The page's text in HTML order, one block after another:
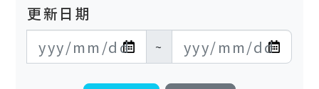
更新日期
更新日期開始
~
更新日期結束